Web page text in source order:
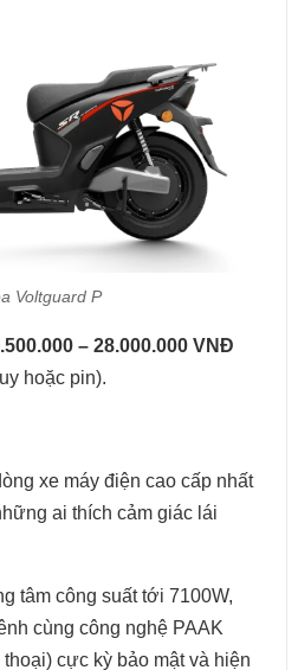
Voltguard P
– 28.000.000 VNĐ
hoặc pin).
xe máy điện cao cấp nhất
ai thích cảm giác lái
tâm công suất tới 7100W,
cùng công nghệ PAAK
cực kỳ bảo mật và hiện